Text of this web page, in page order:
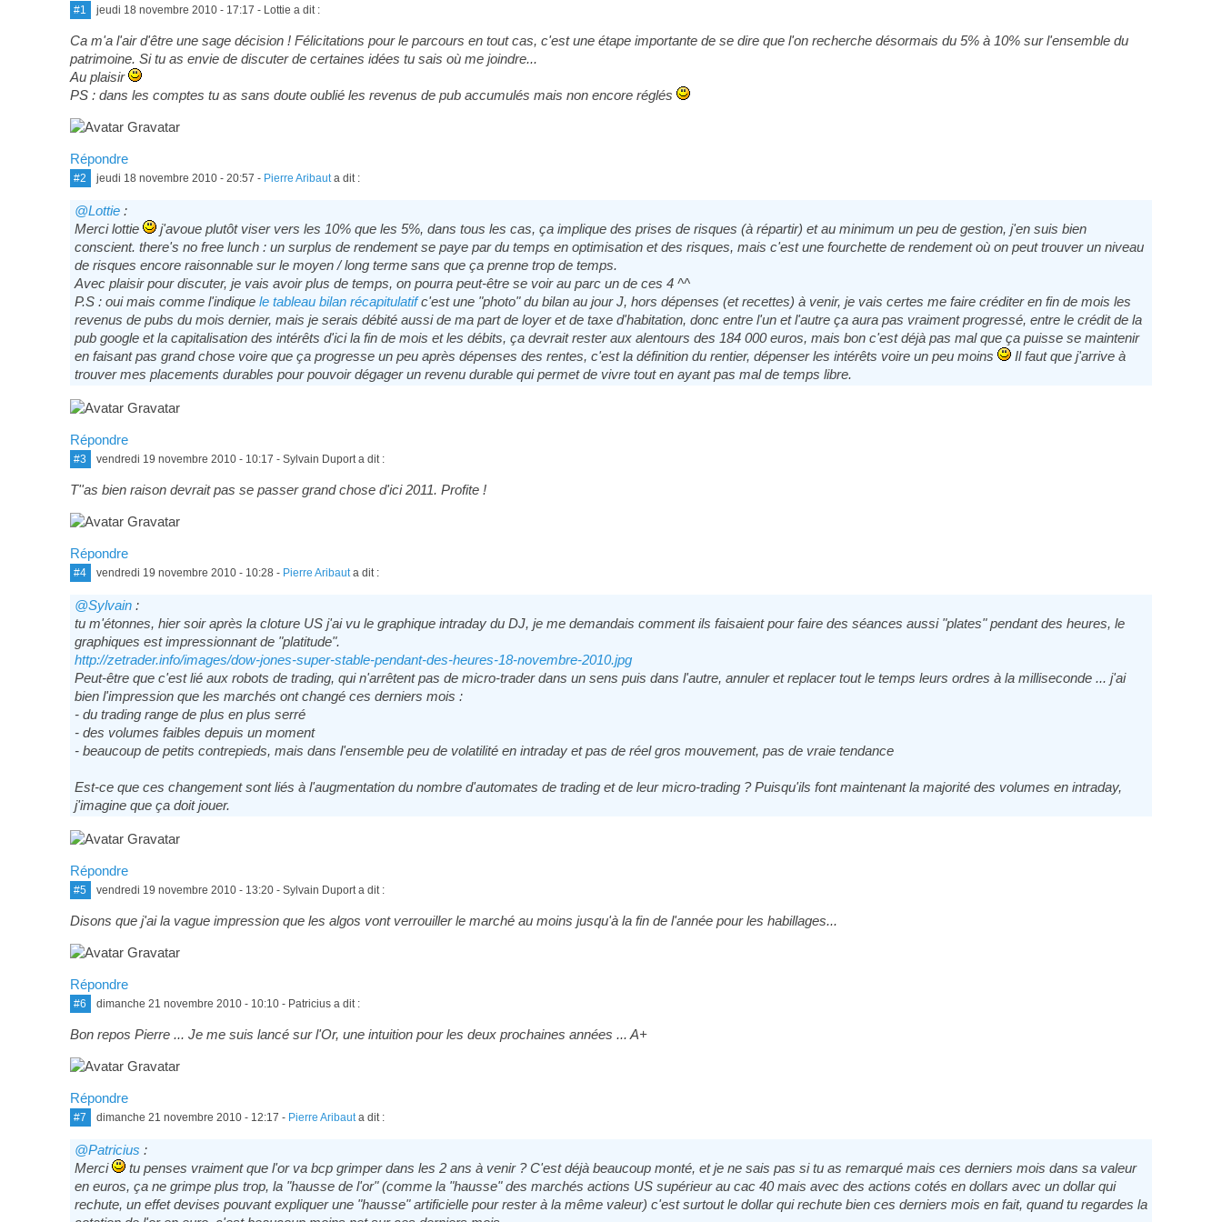
#1 jeudi 18 novembre 2010 - 17:17 - Lottie a dit :
Ca m'a l'air d'être une sage décision ! Félicitations pour le parcours en tout cas, c'est une étape importante de se dire que l'on recherche désormais du 5% à 10% sur l'ensemble du
patrimoine. Si tu as envie de discuter de certaines idées tu sais où me joindre...
Au plaisir
PS : dans les comptes tu as sans doute oublié les revenus de pub accumulés mais non encore réglés
Répondre
#2 jeudi 18 novembre 2010 - 20:57 - Pierre Aribauta dit :
@Lottie:
Merci lottie
j'avoue plutôt viser vers les 10% que les 5%, dans tous les cas, ça implique des prises de risques (à répartir) et au minimum un peu de gestion, j'en suis bien
conscient. there's no free lunch : un surplus de rendement se paye par du temps en optimisation et des risques, mais c'est une fourchette de rendement où on peut trouver un niveau
de risques encore raisonnable sur le moyen / long terme sans que ça prenne trop de temps.
Avec plaisir pour discuter, je vais avoir plus de temps, on pourra peut-être se voir au parc un de ces 4 ^^
P.S : oui mais comme l'indique le tableau bilan récapitulatifc'est une "photo" du bilan au jour J, hors dépenses (et recettes) à venir, je vais certes me faire créditer en fin de mois les
revenus de pubs du mois dernier, mais je serais débité aussi de ma part de loyer et de taxe d'habitation, donc entre l'un et l'autre ça aura pas vraiment progressé, entre le crédit de la
pub google et la capitalisation des intérêts d'ici la fin de mois et les débits, ça devrait rester aux alentours des 184 000 euros, mais bon c'est déjà pas mal que ça puisse se maintenir
en faisant pas grand chose voire que ça progresse un peu après dépenses des rentes, c'est la définition du rentier, dépenser les intérêts voire un peu moins
Il faut que j'arrive à
trouver mes placements durables pour pouvoir dégager un revenu durable qui permet de vivre tout en ayant pas mal de temps libre.
Répondre
#3 vendredi 19 novembre 2010 - 10:17 - Sylvain Duport a dit :
T''as bien raison devrait pas se passer grand chose d'ici 2011. Profite !
Répondre
#4 vendredi 19 novembre 2010 - 10:28 - Pierre Aribauta dit :
@Sylvain:
tu m'étonnes, hier soir après la cloture US j'ai vu le graphique intraday du DJ, je me demandais comment ils faisaient pour faire des séances aussi "plates" pendant des heures, le
graphiques est impressionnant de "platitude".
http://zetrader.info/images/dow-jones-super-stable-pendant-des-heures-18-novembre-2010.jpg
Peut-être que c'est lié aux robots de trading, qui n'arrêtent pas de micro-trader dans un sens puis dans l'autre, annuler et replacer tout le temps leurs ordres à la milliseconde ... j'ai
bien l'impression que les marchés ont changé ces derniers mois :
- du trading range de plus en plus serré
- des volumes faibles depuis un moment
- beaucoup de petits contrepieds, mais dans l'ensemble peu de volatilité en intraday et pas de réel gros mouvement, pas de vraie tendance
Est-ce que ces changement sont liés à l'augmentation du nombre d'automates de trading et de leur micro-trading ? Puisqu'ils font maintenant la majorité des volumes en intraday,
j'imagine que ça doit jouer.
Répondre
#5 vendredi 19 novembre 2010 - 13:20- Sylvain Duport a dit :
Disons que j'ai la vague impression que les algos vont verrouiller le marché au moins jusqu'à la fin de l'année pour les habillages...
Répondre
#6 dimanche 21 novembre 2010 - 10:10- Patricius a dit :
Bon repos Pierre ... Je me suis lancé sur l'Or, une intuition pour les deux prochaines années ... A+
Répondre
#7 dimanche 21 novembre 2010 - 12:17 - Pierre Aribauta dit :
@Patricius :
Merci
tu penses vraiment que l'or va bcp grimper dans les 2 ans à venir ? C'est déjà beaucoup monté, et je ne sais pas si tu as remarqué mais ces derniers mois dans sa valeur
en euros, ça ne grimpe plus trop, la "hausse de l'or" (comme la "hausse" des marchés actions US supérieur au cac 40 mais avec des actions cotés en dollars avec un dollar qui
rechute, un effet devises pouvant expliquer une "hausse" artificielle pour rester à la même valeur) c'est surtout le dollar qui rechute bien ces derniers mois en fait, quand tu regardes la